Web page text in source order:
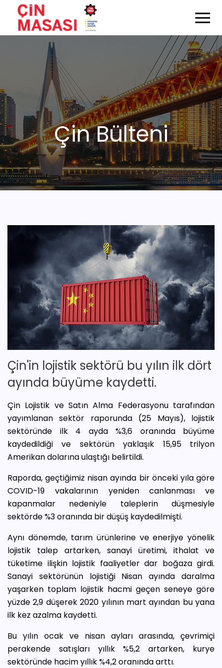
Çin Bülteni
Çin'in lojistik sektörü bu yılın ilk dört
ayında büyüme kaydetti.
Çin Lojistik ve Satın Alma Federasyonu tarafından
yayımlanan sektör raporunda (25 Mayıs), lojistik
sektöründe ilk 4 ayda %3,6 oranında büyüme
kaydedildiği ve sektörün yaklaşık 15,95 trilyon
Amerikan dolarına ulaştığı belirtildi.
Raporda, geçtiğimiz nisan ayında bir önceki yıla göre
COVID-19 vakalarının yeniden canlanması ve
kapanmalar nedeniyle taleplerin düşmesiyle
sektörde %3 oranında bir düşüş kaydedilmişti.
Aynı dönemde, tarım ürünlerine ve enerjiye yönelik
lojistik talep artarken, sanayi üretimi, ithalat ve
tüketime ilişkin lojistik faaliyetler dar boğaza girdi.
Sanayi sektörünün lojistiği Nisan ayında daralma
yaşarken toplam lojistik hacmi geçen seneye göre
yüzde 2,9 düşerek 2020 yılının mart ayından bu yana
ilk kez azalma kaydetti.
Bu yılın ocak ve nisan ayları arasında, çevrimiçi
perakende satışları yıllık %5,2 artarken, kurye
sektöründe hacim yıllık %4,2 oranında arttı.